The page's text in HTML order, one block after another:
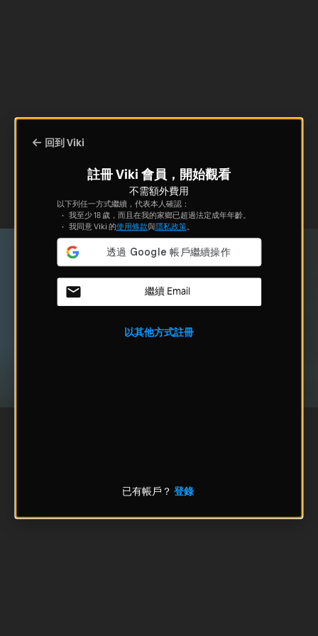
回到 Viki
註冊 Viki 會員，開始觀看
不需額外費用
以下列任一方式繼續，代表本人確認：
我至少 18 歲，而且在我的家鄉已超過法定成年年齡。
我同意 Viki 的使用條款與隱私政策。
繼續 Email
以其他方式註冊
已有帳戶？ 登錄